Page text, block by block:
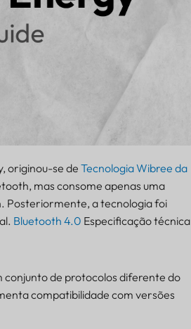
originou-se de Tecnologia Wibree da
mas consome apenas uma
Posteriormente, a tecnologia foi
Bluetooth 4.0 Especificação técnica
conjunto de protocolos diferente do
compatibilidade com versões